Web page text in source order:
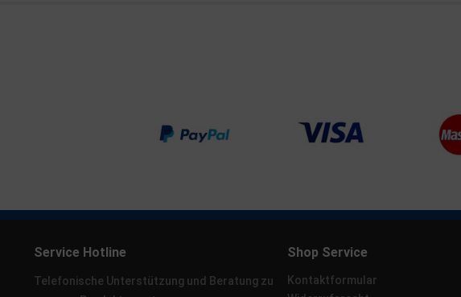
Service Hotline
Telefonische Unterstützung und Beratung zu
Shop Service
Kontaktformular